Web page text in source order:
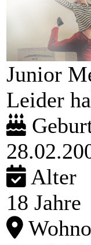
Junior
Leider
Alter
18 Jahre